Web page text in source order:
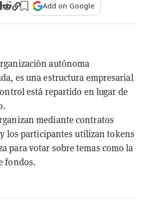
Add on Google
autónoma
es una estructura empresarial
está repartido en lugar de
mediante contratos
los participantes utilizan tokens
para votar sobre temas como la
fondos.